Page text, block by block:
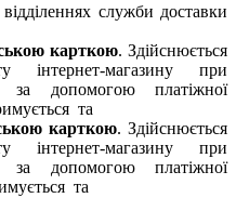
служби доставки
карткою. Здійснюється
інтернет-магазину при
за допомогою платіжної
та
карткою. Здійснюється
інтернет-магазину при
за допомогою платіжної
та